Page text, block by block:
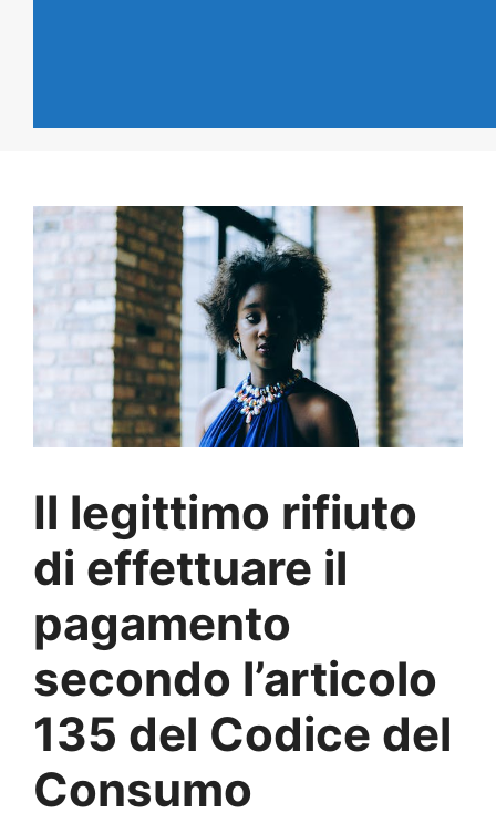
Il legittimo rifiuto
di effettuare il
pagamento
secondo l’articolo
135 del Codice del
Consumo